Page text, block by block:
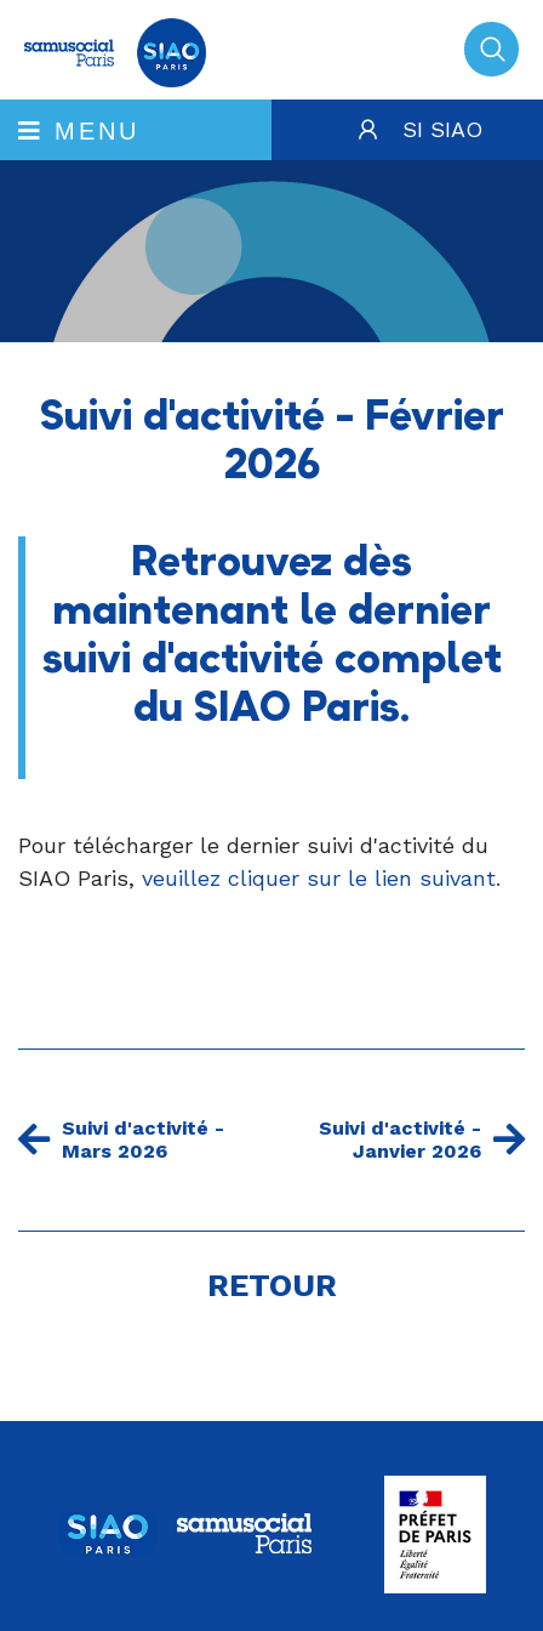
MENU SI SIAO
Suivi d'activité - Février
2026
Retrouvez dès
maintenant le dernier
suivi d'activité complet
du SIAO Paris.
Pour télécharger le dernier suivi d'activité du
SIAO Paris, veuillez cliquer sur le lien suivant.
Suivi d'activité -
Mars 2026
RETOUR
Suivi d'activité -
Janvier 2026